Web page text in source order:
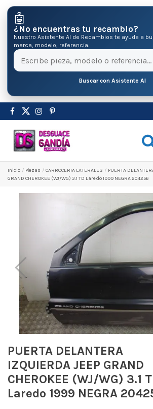
🤖
¿No encuentras tu recambio?
Nuestro Asistente AI de Recambios te ayuda a
marca, modelo, referencia.
Buscar con Asistente AI
Inicio Pіezas CARROCERIA LATERALES
PUERTA
GRAND CHEROKEE (WJ/WG) 3.1 TD Laredo 1999 NEGRA 204256
PUERTA DELANTERA
IZQUIERDA JEEP GRAND
CHEROKEE (WJ/WG) 3.1
Laredo 1999 NEGRA